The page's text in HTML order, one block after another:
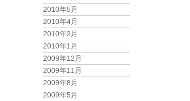
2010年5月
2010年4月
2010年2月
2010年1月
2009年12月
2009年11月
2009年8月
2009年5月